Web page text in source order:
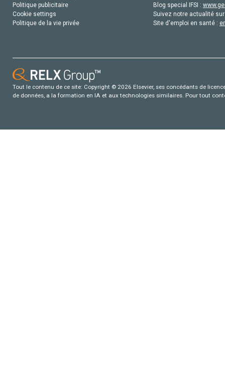
Politique publicitaire
Cookie settings
Politique de la vie privée
Blog special IFSI :
Suivez notre actualité
Site d'emploi en santé :
Tout le contenu de ce site: Copyright © 2026 Elsevier, ses concédants de
de données, a la formation en IA et aux technologies similaires. Pour tout